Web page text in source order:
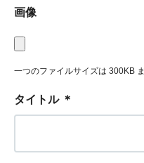
画像
一つのファイルサイズは 300KB
タイトル ＊